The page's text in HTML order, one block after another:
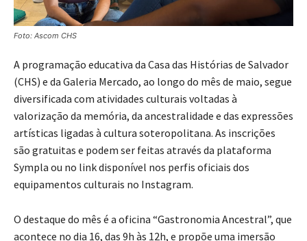
Foto: Ascom CHS
A programação educativa da Casa das Histórias de Salvador
(CHS) e da Galeria Mercado, ao longo do mês de maio, segue
diversificada com atividades culturais voltadas à
valorização da memória, da ancestralidade e das expressões
artísticas ligadas à cultura soteropolitana. As inscrições
são gratuitas e podem ser feitas através da plataforma
Sympla ou no link disponível nos perfis oficiais dos
equipamentos culturais no Instagram.
O destaque do mês é a oficina “Gastronomia Ancestral”, que
acontece no dia 16, das 9h às 12h, e propõe uma imersão